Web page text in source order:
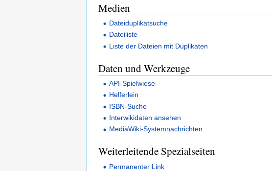
Medien
Dateiduplikatsuche
Dateiliste
Liste der Dateien mit Duplikaten
Daten und Werkzeuge
API-Spielwiese
Helferlein
ISBN-Suche
Interwikidaten ansehen
MediaWiki-Systemnachrichten
Weiterleitende Spezialseiten
Permanenter Link